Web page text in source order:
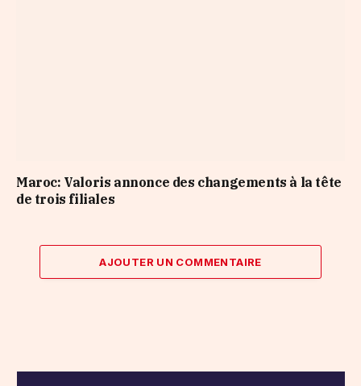
Maroc: Valoris annonce des changements à la tête
de trois filiales
AJOUTER UN COMMENTAIRE